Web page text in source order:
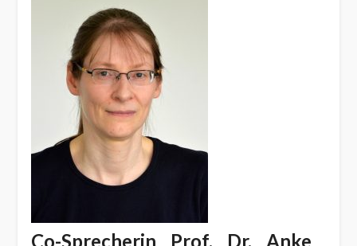
Co-Sprecherin Prof. Dr. Anke